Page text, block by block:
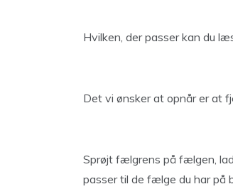
Hvilken, der passer kan du
Det vi ønsker at opnår er at
Sprøjt fælgrens på fælgen,
passer til de fælge du har på